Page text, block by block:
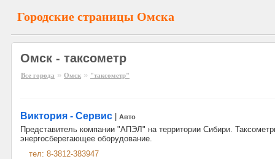
Городские страницы Омска
Омск - таксометр
Все города » Омск » "таксометр"
Виктория - Сервис Авто
Представитель компании "АПЭЛ" на территории Сибири.
энергосберегающее оборудование.
тел: 8-3812-383947